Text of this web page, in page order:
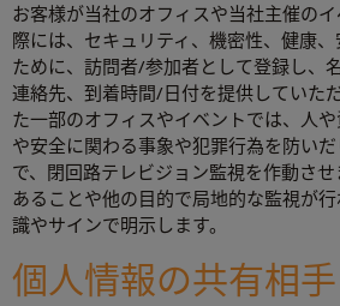
お客様が当社のオフィスや当社主催の
際には、セキュリティ、機密性、健康
ために、訪問者/参加者として登録し、
連絡先、到着時間/日付を提供していた
た一部のオフィスやイベントでは、人
や安全に関わる事象や犯罪行為を防い
で、閉回路テレビジョン監視を作動さ
あることや他の目的で局地的な監視が
識やサインで明示します。
個人情報の共有相手